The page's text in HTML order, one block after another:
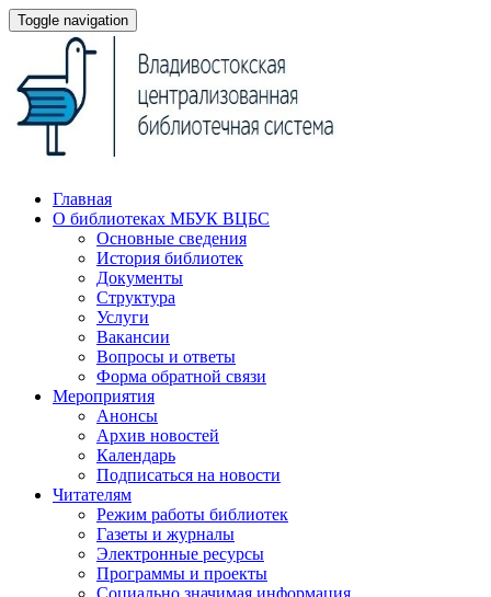
Toggle navigation
Главная
О библиотеках МБУК ВЦБС
Основные сведения
История библиотек
Документы
Структура
Услуги
Вакансии
Вопросы и ответы
Форма обратной связи
Мероприятия
Анонсы
Архив новостей
Календарь
Подписаться на новости
Читателям
Режим работы библиотек
Газеты и журналы
Электронные ресурсы
Программы и проекты
Социально значимая информация